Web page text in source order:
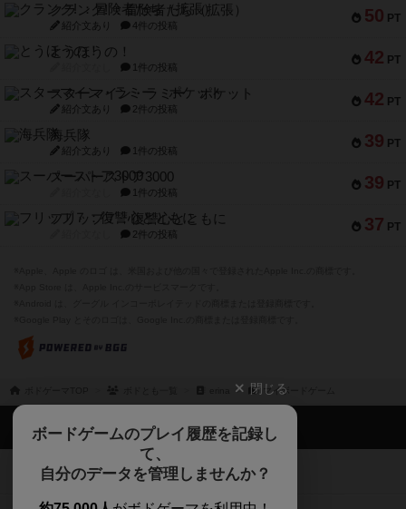
50 PT
クランク! ：冒険者たち（拡張）
紹介文あり 4件の投稿
42 PT
とうほうの！
1件の投稿
42 PT
スターマイン・ラミー ポケット
紹介文あり 2件の投稿
39 PT
海兵隊
紹介文あり 1件の投稿
39 PT
スーパーストア3000
1件の投稿
37 PT
フリップ７：復讐心とともに
2件の投稿
マイボードゲーム
閉じる
ボードゲームのプレイ履歴を記録し
て、
自分のデータを管理しませんか？
ボドゲーマTOP
ボードゲームを検索する